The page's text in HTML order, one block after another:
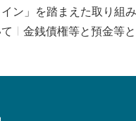
ン」を踏まえた取り組み
金銭債権等と預金等